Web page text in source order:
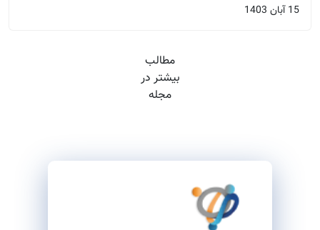
15 آبان 1403
مطالب
بیشتر در
مجله